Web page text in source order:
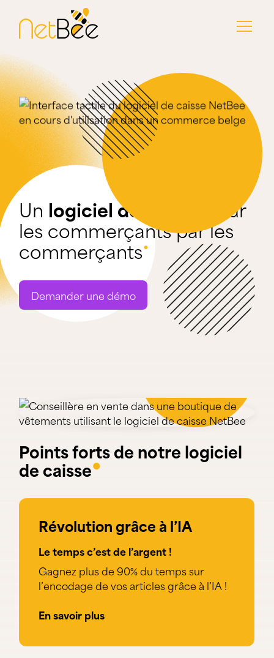
Un logiciel de caisse pour
les commerçants par les
commerçants•
Demander une démo
Points forts de notre logiciel
de caisse●
Révolution grâce à l’IA
Le temps c’est de l’argent !
Gagnez plus de 90% du temps sur
l’encodage de vos articles grâce à l’IA !
En savoir plus